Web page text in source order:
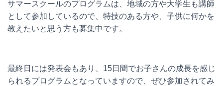
サマースクールのプログラムは、地域の方や大学生も講師
として参加しているので、特技のある方や、子供に何かを
教えたいと思う方も募集中です。
最終日には発表会もあり、15日間でお子さんの成長を感じ
られるプログラムとなっていますので、ぜひ参加されてみ